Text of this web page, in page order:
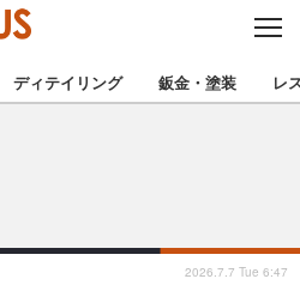
C
S
E
厳選プロショップを地域から探す
北陸
ディテイリング 鈑金・塗装 レ
2026.7.7 Tue 6:47